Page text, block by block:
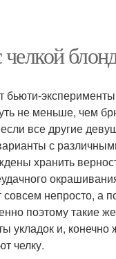
бьюти-
не меньше, чем
все другие
с
хранить
совсем непросто, а
поэтому такие
укладок и, конечно
челку.